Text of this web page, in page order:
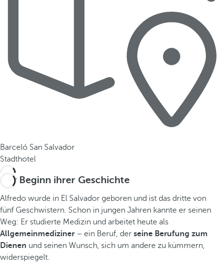
Barceló San Salvador
Stadthotel
Der Beginn ihrer Geschichte
Alfredo wurde in El Salvador geboren und ist das dritte von
fünf Geschwistern. Schon in jungen Jahren kannte er seinen
Weg: Er studierte Medizin und arbeitet heute als
Allgemeinmediziner – ein Beruf, der seine Berufung zum
Dienen und seinen Wunsch, sich um andere zu kümmern,
widerspiegelt.